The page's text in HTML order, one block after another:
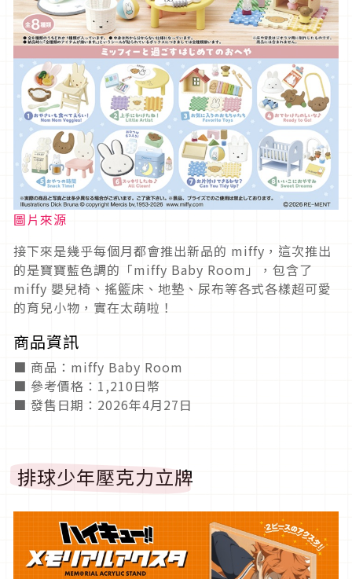
圖片來源
接下來是幾乎每個月都會推出新品的 miffy，這次推出
的是寶寶藍色調的「miffy Baby Room」，包含了
miffy 嬰兒椅、搖籃床、地墊、尿布等各式各樣超可愛
的育兒小物，實在太萌啦！
商品資訊
■ 商品：miffy Baby Room
■ 參考價格：1,210日幣
■ 發售日期：2026年4月27日
排球少年壓克力立牌